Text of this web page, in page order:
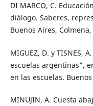
DI MARCO, C.
diálogo. Saberes,
Buenos Aires,
MIGUEZ, D. y TISNES,
escuelas argentinas”,
en las escuelas.
MINUJIN, A. Cuesta